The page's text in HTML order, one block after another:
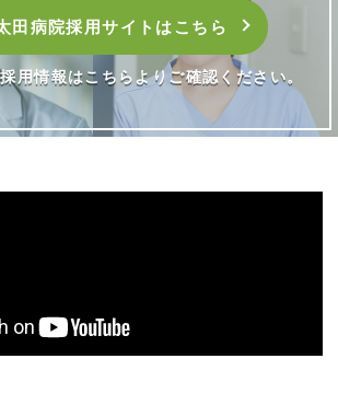
田病院採用サイトはこちら
用情報はこちらよりご確認ください。